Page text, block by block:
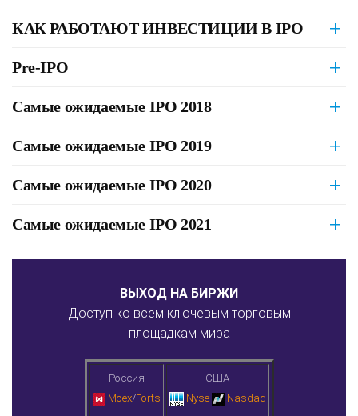
КАК РАБОТАЮТ ИНВЕСТИЦИИ В IPO
Pre-IPO
Самые ожидаемые IPO 2018
Самые ожидаемые IPO 2019
Самые ожидаемые IPO 2020
Самые ожидаемые IPO 2021
ВЫХОД НА БИРЖИ
Доступ ко всем ключевым торговым
площадкам мира
Россия
Moex/Forts
США
Nyse
Nasdaq